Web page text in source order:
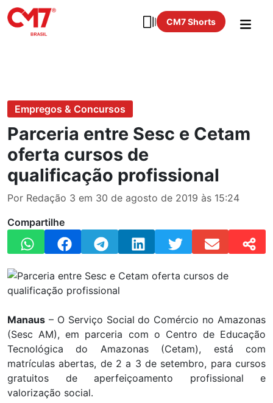
CM7 Shorts
Empregos & Concursos
Parceria entre Sesc e Cetam
oferta cursos de
qualificação profissional
Por Redação 3 em 30 de agosto de 2019 às 15:24
Compartilhe
Manaus – O Serviço Social do Comércio no Amazonas
(Sesc AM), em parceria com o Centro de Educação
Tecnológica do Amazonas (Cetam), está com
matrículas abertas, de 2 a 3 de setembro, para cursos
gratuitos de aperfeiçoamento profissional e
valorização social.